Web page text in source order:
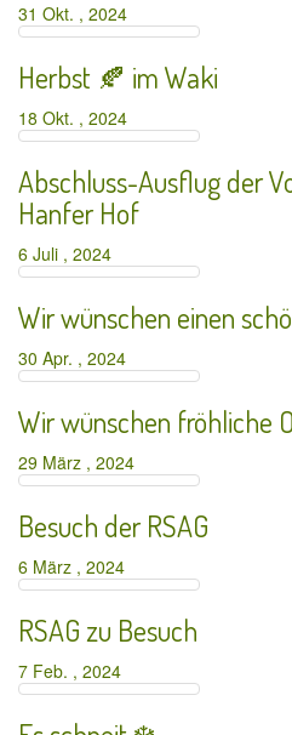
31 Okt. , 2024
Herbst 🍂 im Waki
18 Okt. , 2024
Abschluss-Ausflug der
Hanfer Hof
6 Juli , 2024
Wir wünschen einen
30 Apr. , 2024
Wir wünschen fröhliche
29 März , 2024
Besuch der RSAG
6 März , 2024
RSAG zu Besuch
7 Feb. , 2024